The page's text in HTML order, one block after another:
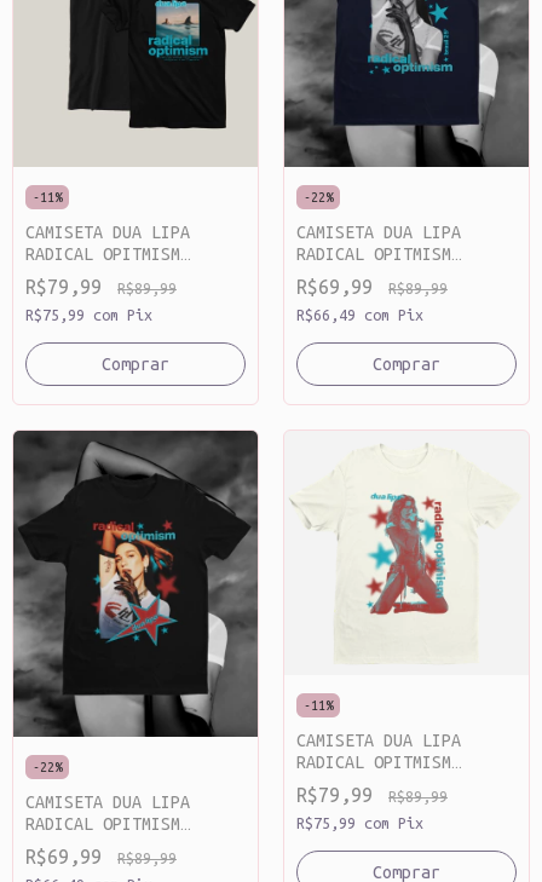
-11 %
CAMISETA DUA LIPA
RADICAL OPITMISM
ALGODÃO
R$79,99
R$89,99
R$75,99 com Pix
Comprar
-22%
CAMISETA DUA LIPA
RADICAL OPITMISM
ALGODÃO
R$69,99
R$89,99
R$66,49 com Pix
Comprar
-22%
CAMISETA DUA LIPA
RADICAL OPITMISM
ALGODÃO
R$69,99
R$89,99
-11 %
CAMISETA DUA LIPA
RADICAL OPITMISM
ALGODÃO
R$79,99
R$89,99
R$75,99 com Pix
Comprar